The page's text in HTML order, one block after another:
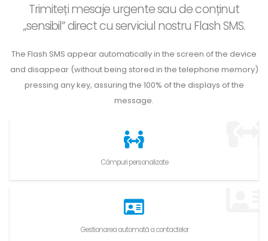
Trimiteți mesaje urgente sau de conținut
„sensibil” direct cu serviciul nostru Flash SMS.
The Flash SMS appear automatically in the screen of the device
and disappear (without being stored in the telephone memory)
pressing any key, assuring the 100% of the displays of the
message.
Câmpuri personalizate
Gestionarea automată a contactelor